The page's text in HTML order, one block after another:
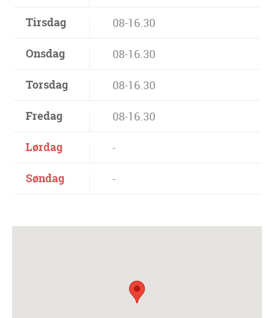
Tirsdag 08-16.30
Onsdag 08-16.30
Torsdag 08-16.30
Fredag 08-16.30
Lørdag -
Søndag -